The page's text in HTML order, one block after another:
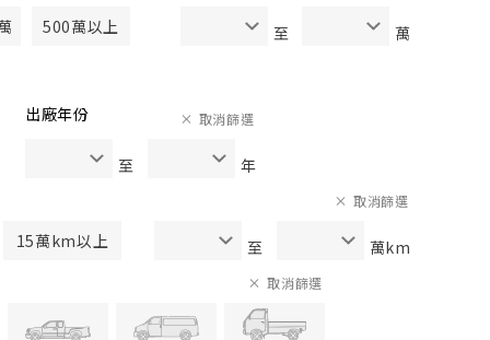
500萬以上 至 萬
出廠年份
至 年
取消篩選
15萬km以上 至 萬km
取消篩選
取消篩選